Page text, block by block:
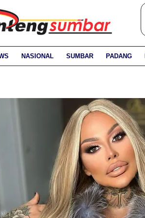
NASIONAL SUMBAR PADANG